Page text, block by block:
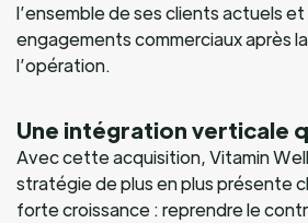
l’ensemble de ses clients actuels et
engagements commerciaux après
l’opération.
Une intégration verticale
Avec cette acquisition, Vitamin
stratégie de plus en plus présente
forte croissance : reprendre le